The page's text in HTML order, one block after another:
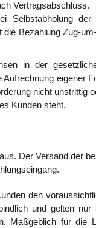
Vertragsabschluss.
Selbstabholung
Bezahlung Zug-
in der
eigener
nicht unstrittig
Kunden steht.
Der Versand der
den
und gelten
Maßgeblich für die